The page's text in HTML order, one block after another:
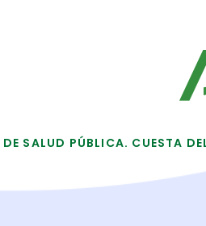
SALUD PÚBLICA. CUESTA